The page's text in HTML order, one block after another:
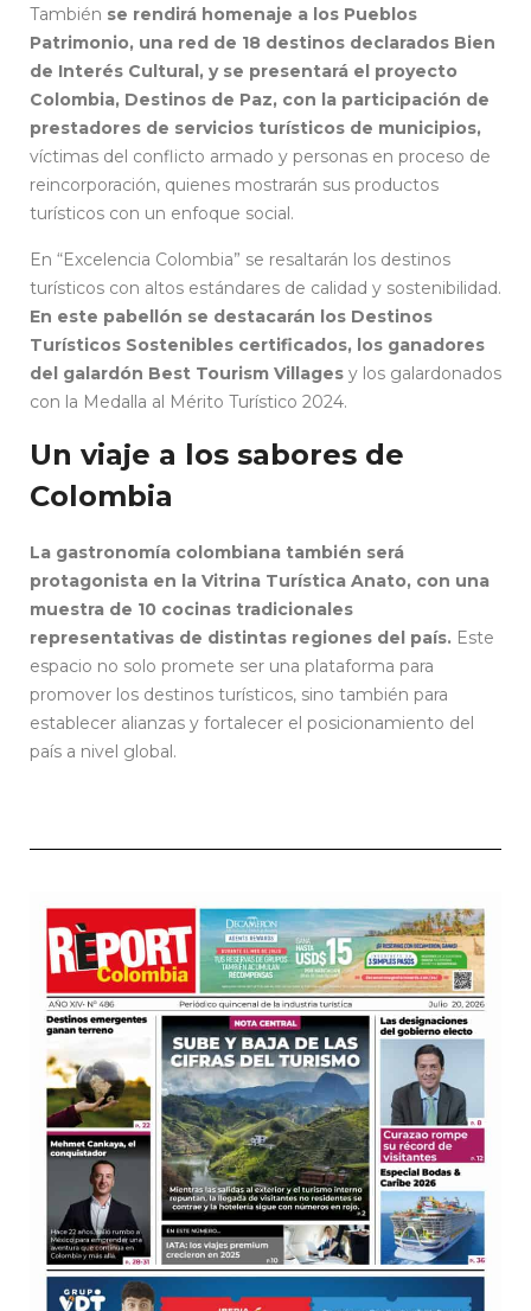
También se rendirá homenaje a los Pueblos
Patrimonio, una red de 18 destinos declarados Bien
de Interés Cultural, y se presentará el proyecto
Colombia, Destinos de Paz, con la participación de
prestadores de servicios turísticos de municipios,
víctimas del conflicto armado y personas en proceso de
reincorporación, quienes mostrarán sus productos
turísticos con un enfoque social.
En “Excelencia Colombia” se resaltarán los destinos
turísticos con altos estándares de calidad y sostenibilidad.
En este pabellón se destacarán los Destinos
Turísticos Sostenibles certificados, los ganadores
del galardón Best Tourism Villages y los galardonados
con la Medalla al Mérito Turístico 2024.
Un viaje a los sabores de
Colombia
La gastronomía colombiana también será
protagonista en la Vitrina Turística Anato, con una
muestra de 10 cocinas tradicionales
representativas de distintas regiones del país. Este
espacio no solo promete ser una plataforma para
promover los destinos turísticos, sino también para
establecer alianzas y fortalecer el posicionamiento del
país a nivel global.